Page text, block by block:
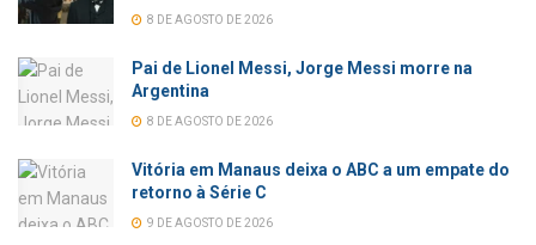
8 DE AGOSTO DE 2026
Pai de Lionel Messi, Jorge Messi morre na
Argentina
8 DE AGOSTO DE 2026
Vitória em Manaus deixa o ABC a um empate do
retorno à Série C
9 DE AGOSTO DE 2026